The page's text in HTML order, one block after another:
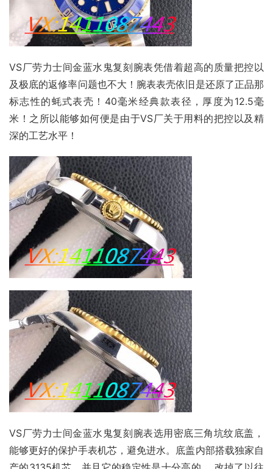
VS厂劳力士间金蓝水鬼复刻腕表凭借着超高的质量把控以
及极底的返修率问题也不大！腕表表壳依旧是还原了正品那
标志性的蚝式表壳！40毫米经典款表径，厚度为12.5毫
米！之所以能够如何便是由于VS厂关于用料的把控以及精
深的工艺水平！
VS厂劳力士间金蓝水鬼复刻腕表选用密底三角坑纹底盖，
能够更好的保护手表机芯，避免进水。底盖内部搭载独家自